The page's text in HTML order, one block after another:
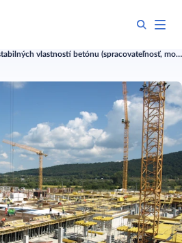
modul pružnosti a dotvarovania podľa požiadavky) pre komerčné centrum Bory Mall v Bratislave so superplastifikačnou prísadou MasterGlenium SKY 666.